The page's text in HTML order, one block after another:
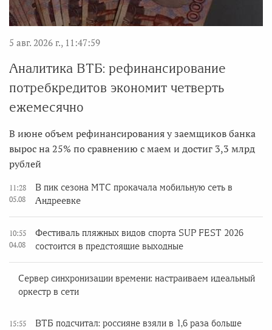
5 авг. 2026 г., 11:47:59
Аналитика ВТБ: рефинансирование
потребкредитов экономит четверть
ежемесячно
В июне объем рефинансирования у заемщиков банка
вырос на 25% по сравнению с маем и достиг 3,3 млрд
рублей
11:28
05.08
В пик сезона МТС прокачала мобильную сеть в
Андреевке
10:55
04.08
Фестиваль пляжных видов спорта SUP FEST 2026
состоится в предстоящие выходные
Сервер синхронизации времени: настраиваем идеальный
оркестр в сети
15:55
ВТБ подсчитал: россияне взяли в 1,6 раза больше